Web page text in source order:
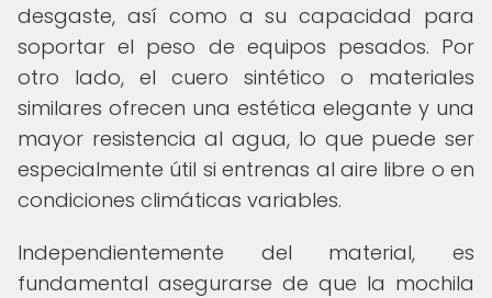
desgaste, así como a su capacidad para
soportar el peso de equipos pesados. Por
otro lado, el cuero sintético o materiales
similares ofrecen una estética elegante y una
mayor resistencia al agua, lo que puede ser
especialmente útil si entrenas al aire libre o en
condiciones climáticas variables.
Independientemente del material, es
fundamental asegurarse de que la mochila